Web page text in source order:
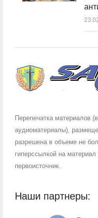
Перепечатка материалов
аудиоматериалы),
разрешена в объеме не
гиперссылкой на
первоисточник.
Наши партнеры: